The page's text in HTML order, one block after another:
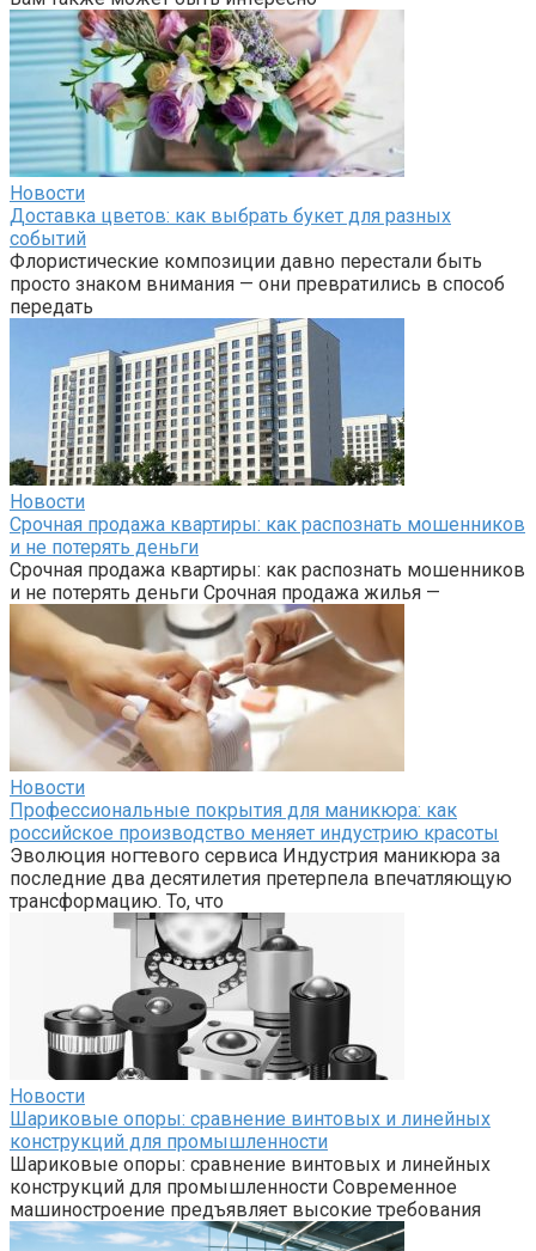
Новости
Доставка цветов: как выбрать букет для разных
событий
Флористические композиции давно перестали быть
просто знаком внимания — они превратились в способ
передать
Новости
Срочная продажа квартиры: как распознать мошенников
и не потерять деньги
Срочная продажа квартиры: как распознать мошенников
и не потерять деньги Срочная продажа жилья —
Новости
Профессиональные покрытия для маникюра: как
российское производство меняет индустрию красоты
Эволюция ногтевого сервиса Индустрия маникюра за
последние два десятилетия претерпела впечатляющую
трансформацию. То, что
Новости
Шариковые опоры: сравнение винтовых и линейных
конструкций для промышленности
Шариковые опоры: сравнение винтовых и линейных
конструкций для промышленности Современное
машиностроение предъявляет высокие требования